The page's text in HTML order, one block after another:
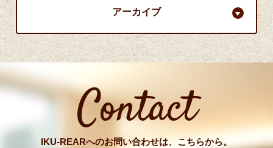
アーカイブ
Contact
IKU-REARへのお問い合わせは、こちらから。